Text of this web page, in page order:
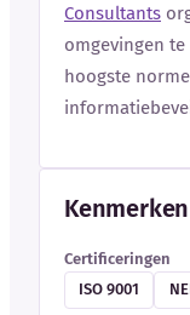
Consultants
omgevingen
hoogste
Kenmerken
Certificeringen
ISO 9001